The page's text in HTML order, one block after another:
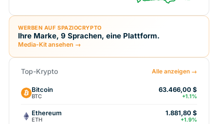
WERBEN AUF SPAZIOCRYPTO
Ihre Marke, 9 Sprachen, eine Plattform.
Media-Kit ansehen →
Top-Krypto Alle anzeigen →
Bitcoin
BTC
63.466,00 $
+1.1%
Ethereum
ETH
1.881,80 $
+1.9%